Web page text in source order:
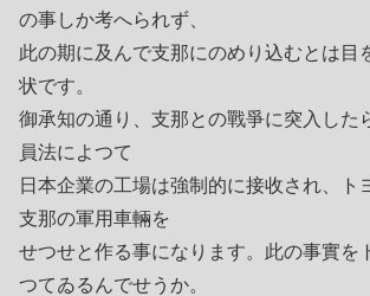
の事しか考へられず、
此の期に及んで支那にのめり込むとは目
状です。
御承知の通り、支那との戰爭に突入した
員法によつて
日本企業の工場は強制的に接收され、ト
支那の軍用車輛を
せつせと作る事になります。此の事實を
つてゐるんでせうか。